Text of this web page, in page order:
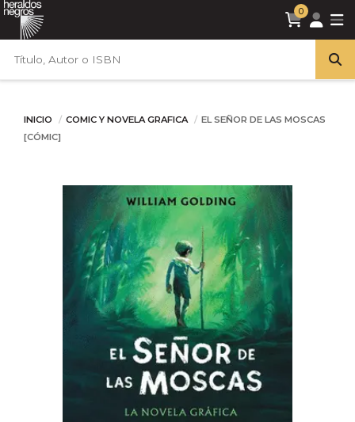
0
INICIO COMIC Y NOVELA GRAFICA
EL SEÑOR DE LAS MOSCAS
[CÓMIC]